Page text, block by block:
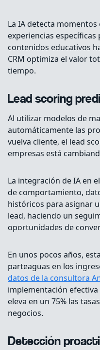
La IA detecta momentos
experiencias específicas
contenidos educativos
CRM optimiza el valor
tiempo.
Lead scoring
Al utilizar modelos de
automáticamente las
vuelva cliente, el lead
empresas está
La integración de IA en
de comportamiento,
históricos para asignar
lead, haciendo un
oportunidades de
En unos pocos años,
parteaguas en los
datos de la consultora
implementación
eleva en un 75% las
negocios.
Detección